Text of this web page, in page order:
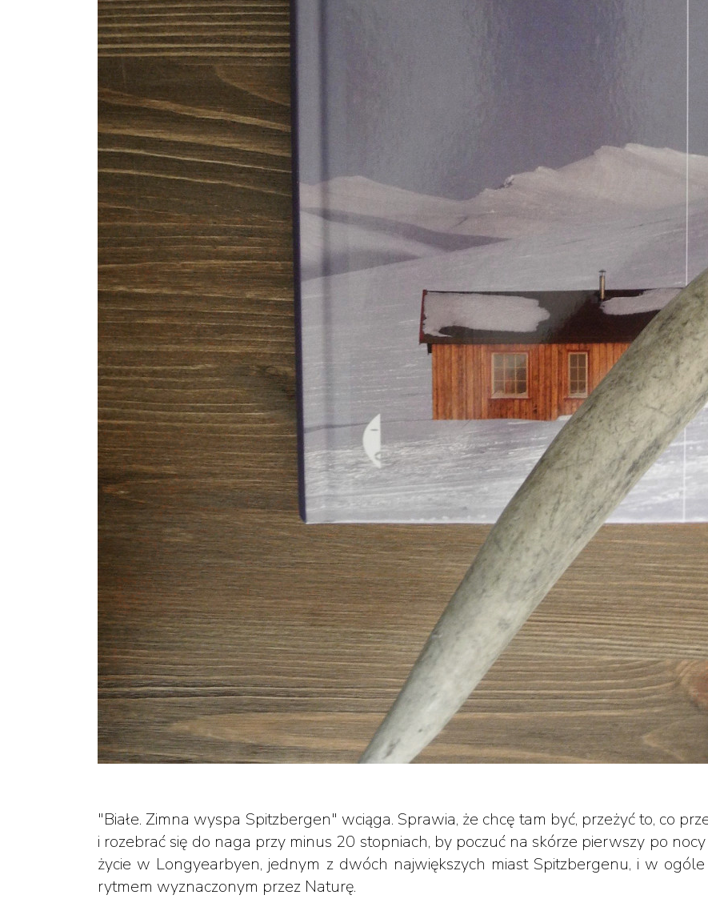
"Białe. Zimna wyspa Spitzbergen" wciąga. Sprawia, że chcę tam być, przeżyć to, co
i rozebrać się do naga przy minus 20 stopniach, by poczuć na skórze pierwszy po
życie w Longyearbyen, jednym z dwóch największych miast Spitzbergenu, i w
rytmem wyznaczonym przez Naturę.